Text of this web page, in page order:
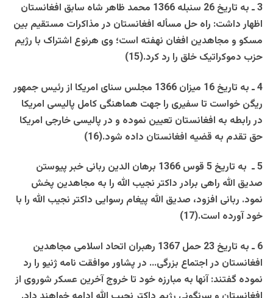
3 ـ به تاريخ 26 سنبله 1366 محمد ظاهر شاه سابق افغانستان
اظهار داشت: راه حل مسأله افغانستان در مذاکرات مستقيم بين
مسکو و مجاهدين افغان نهفته است؛ وی هرنوع اشتراک با رژيم
حزب دموکراتيک خلق را رد کرد.(15)
4 ـ به تاريخ 16 ميزان 1366 مجلس سنای امريکا از رئيس جمهور
ريگن خواست تا سفيری را جهت هماهنگی کامل پاليسی امريکا
در رابطه به افغانستان تعيين نموده و در پاليسی خارجی امريکا
حق تقدم به قضيه افغانستان داده شود.(16)
5 ـ به تاريخ 5 قوس 1366 برهان الدين ربانی خبر پيوستن
صديق الله راهی برادر داکتر نجيب الله را به مجاهدين پخش
نمود. ربانی افزود، صديق الله پيغام رسوايی داکتر نجيب الله را با
خود آورده است.(17)
6 ـ به تاريخ 23 حمل 1367 رهبران اتحاد اسلامی مجاهدين
افغانستان در اجتماع بزرگی… در پشاور موافقت نامه ژنيو را رد
نموده گفتند: آنها به مبارزه خود تا خروج آخرين عسکر شوروی از